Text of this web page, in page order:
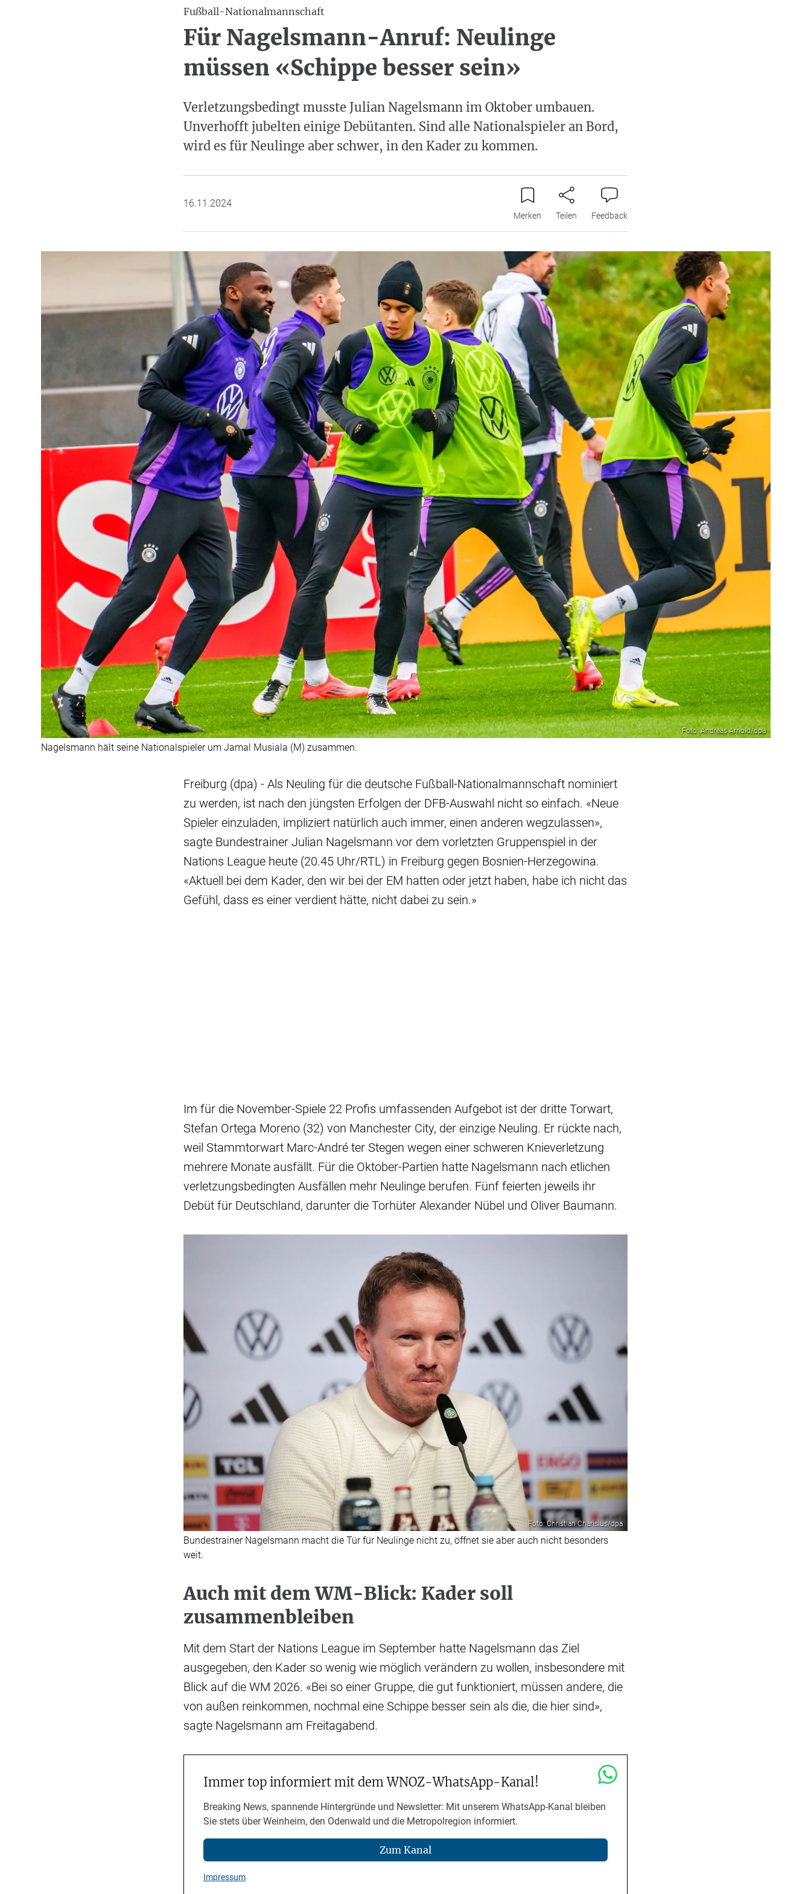
Fußball-Nationalmannschaft
Für Nagelsmann-Anruf: Neulinge
müssen «Schippe besser sein»
Verletzungsbedingt musste Julian Nagelsmann im Oktober umbauen.
Unverhofft jubelten einige Debütanten. Sind alle Nationalspieler an Bord,
wird es für Neulinge aber schwer, in den Kader zu kommen.
16.11.2024
Merken Teilen Feedback
Foto: Andreas Arnold/dpa
Nagelsmann hält seine Nationalspieler um Jamal Musiala (M) zusammen.
Freiburg (dpa) - Als Neuling für die deutsche Fußball-Nationalmannschaft nominiert
zu werden, ist nach den jüngsten Erfolgen der DFB-Auswahl nicht so einfach. «Neue
Spieler einzuladen, impliziert natürlich auch immer, einen anderen wegzulassen»,
sagte Bundestrainer Julian Nagelsmann vor dem vorletzten Gruppenspiel in der
Nations League heute (20.45 Uhr/RTL) in Freiburg gegen Bosnien-Herzegowina.
«Aktuell bei dem Kader, den wir bei der EM hatten oder jetzt haben, habe ich nicht das
Gefühl, dass es einer verdient hätte, nicht dabei zu sein.»
Im für die November-Spiele 22 Profis umfassenden Aufgebot ist der dritte Torwart,
Stefan Ortega Moreno (32) von Manchester City, der einzige Neuling. Er rückte nach,
weil Stammtorwart Marc-André ter Stegen wegen einer schweren Knieverletzung
mehrere Monate ausfällt. Für die Oktober-Partien hatte Nagelsmann nach etlichen
verletzungsbedingten Ausfällen mehr Neulinge berufen. Fünf feierten jeweils ihr
Debüt für Deutschland, darunter die Torhüter Alexander Nübel und Oliver Baumann.
Foto: Christian Charisius/dpa
Bundestrainer Nagelsmann macht die Tür für Neulinge nicht zu, öffnet sie aber auch nicht besonders
weit.
Auch mit dem WM-Blick: Kader soll
zusammenbleiben
Mit dem Start der Nations League im September hatte Nagelsmann das Ziel
ausgegeben, den Kader so wenig wie möglich verändern zu wollen, insbesondere mit
Blick auf die WM 2026. «Bei so einer Gruppe, die gut funktioniert, müssen andere, die
von außen reinkommen, nochmal eine Schippe besser sein als die, die hier sind»,
sagte Nagelsmann am Freitagabend.
Immer top informiert mit dem WNOZ-WhatsApp-Kanal!
Breaking News, spannende Hintergründe und Newsletter: Mit unserem WhatsApp-Kanal bleiben
Sie stets über Weinheim, den Odenwald und die Metropolregion informiert.
Zum Kanal
Impressum